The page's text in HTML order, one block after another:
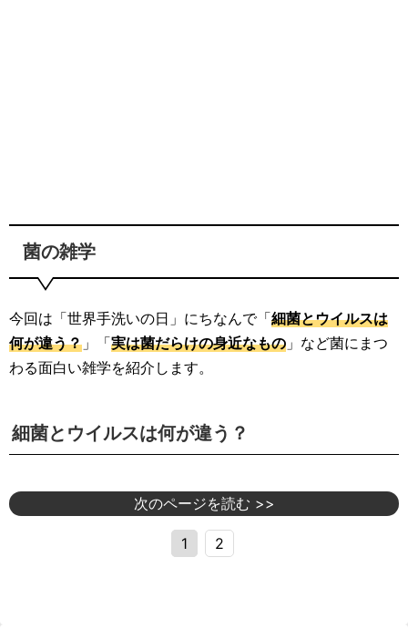
菌の雑学
今回は「世界手洗いの日」にちなんで「細菌とウイルスは
何が違う？ 」「実は菌だらけの身近なもの 」など菌にまつ
わる面白い雑学を紹介します。
細菌とウイルスは何が違う？
次のページを読む >>
1 2